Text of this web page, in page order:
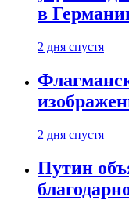
в
2 дня спустя
2 дня спустя
Путин